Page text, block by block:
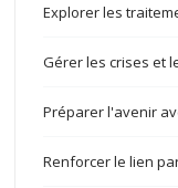
Explorer les
Gérer les crises et
Préparer l'avenir
Renforcer le lien